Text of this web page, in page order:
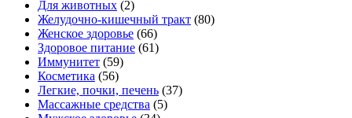
Для животных (2)
Желудочно-кишечный тракт (80)
Женское здоровье (66)
Здоровое питание (61)
Иммунитет (59)
Косметика (56)
Легкие, почки, печень (37)
Массажные средства (5)